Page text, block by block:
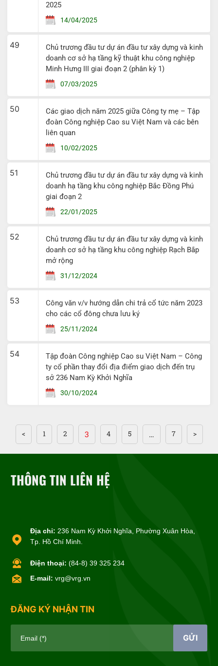
2025
14/04/2025
49
Chủ trương đầu tư dự án đầu tư xây dựng và kinh
doanh cơ sở hạ tầng kỹ thuật khu công nghiệp
Minh Hưng III giai đoạn 2 (phân kỳ 1)
07/03/2025
50
Các giao dịch năm 2025 giữa Công ty mẹ – Tập
đoàn Công nghiệp Cao su Việt Nam và các bên
liên quan
10/02/2025
51
Chủ trương đầu tư dự án đầu tư xây dựng và kinh
doanh hạ tầng khu công nghiệp Bắc Đồng Phú
giai đoạn 2
22/01/2025
52
Chủ trương đầu tư dự án đầu tư xây dựng và kinh
doanh cơ sở hạ tầng khu công nghiệp Rạch Bắp
mở rộng
31/12/2024
53
Công văn v/v hướng dẫn chi trả cổ tức năm 2023
cho các cổ đông chưa lưu ký
25/11/2024
54
Tập đoàn Công nghiệp Cao su Việt Nam – Công
ty cổ phần thay đổi địa điểm giao dịch đến trụ
sở 236 Nam Kỳ Khởi Nghĩa
30/10/2024
< 1 2 3 4 5 … 7 >
THÔNG TIN LIÊN HỆ
Địa chỉ: 236 Nam Kỳ Khởi Nghĩa, Phường Xuân Hòa,
Tp. Hồ Chí Minh.
Điện thoại: (84-8) 39 325 234
E-mail: vrg@vrg.vn
ĐĂNG KÝ NHẬN TIN
Email (*) GỬI